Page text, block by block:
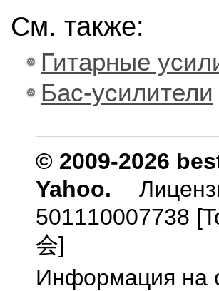
См. также:
Гитарные
Бас-усилители
© 2009-2026
Yahoo.
501110007738
会]
Информация на